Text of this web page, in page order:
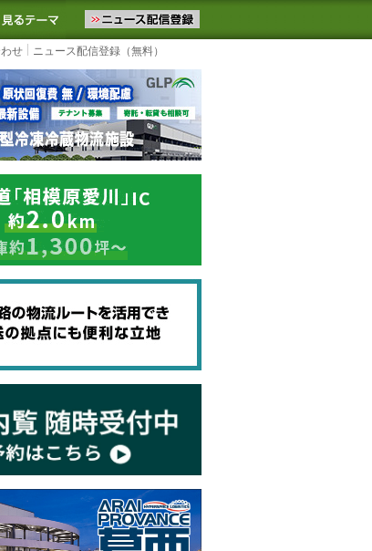
をお届けします。物流ニュースメール配信を登録す
入りに追加 よく見るテーマ
せ ニュース配信登録（無料）